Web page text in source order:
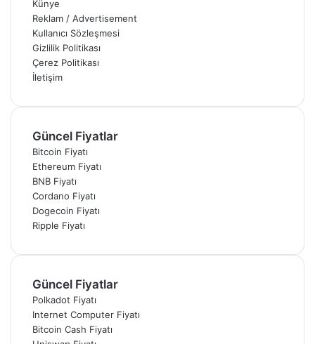
Künye
Reklam / Advertisement
Kullanıcı Sözleşmesi
Gizlilik Politikası
Çerez Politikası
İletişim
Güncel Fiyatlar
Bitcoin Fiyatı
Ethereum Fiyatı
BNB Fiyatı
Cordano Fiyatı
Dogecoin Fiyatı
Ripple Fiyatı
Güncel Fiyatlar
Polkadot Fiyatı
Internet Computer Fiyatı
Bitcoin Cash Fiyatı